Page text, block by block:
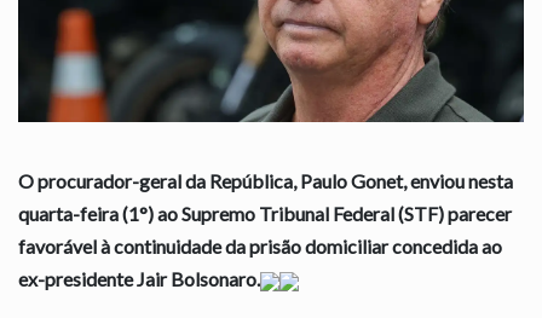
O procurador-geral da República, Paulo Gonet, enviou nesta
quarta-feira (1°) ao Supremo Tribunal Federal (STF) parecer
favorável à continuidade da prisão domiciliar concedida ao
ex-presidente Jair Bolsonaro.